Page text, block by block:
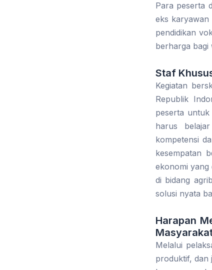
Para peserta
eks karyawan
pendidikan
berharga bagi
Staf
Kegiatan
Republik
peserta
harus
kompetensi
kesempatan
ekonomi
di bidang
solusi nyata
Harapan
Melalui
produktif, dan